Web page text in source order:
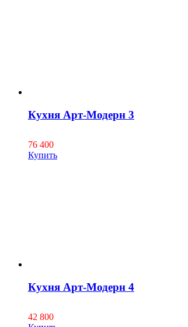
Кухня Арт-Модерн 3
76 400
Купить
Кухня Арт-Модерн 4
42 800